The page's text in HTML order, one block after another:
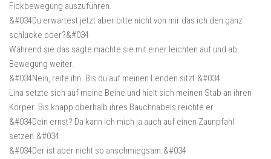
Fickbewegung auszuführen.
&#034Du erwartest jetzt aber bitte nicht von mir das ich den ganz
schlucke oder?&#034
Während sie das sagte machte sie mit einer leichten auf und ab
Bewegung weiter.
&#034Nein, reite ihn. Bis du auf meinen Lenden sitzt.&#034
Lina setzte sich auf meine Beine und hielt sich meinen Stab an ihren
Körper. Bis knapp oberhalb ihres Bauchnabels reichte er.
&#034Dein ernst? Da kann ich mich ja auch auf einen Zaunpfahl
setzen.&#034
&#034Der ist aber nicht so anschmiegsam.&#034